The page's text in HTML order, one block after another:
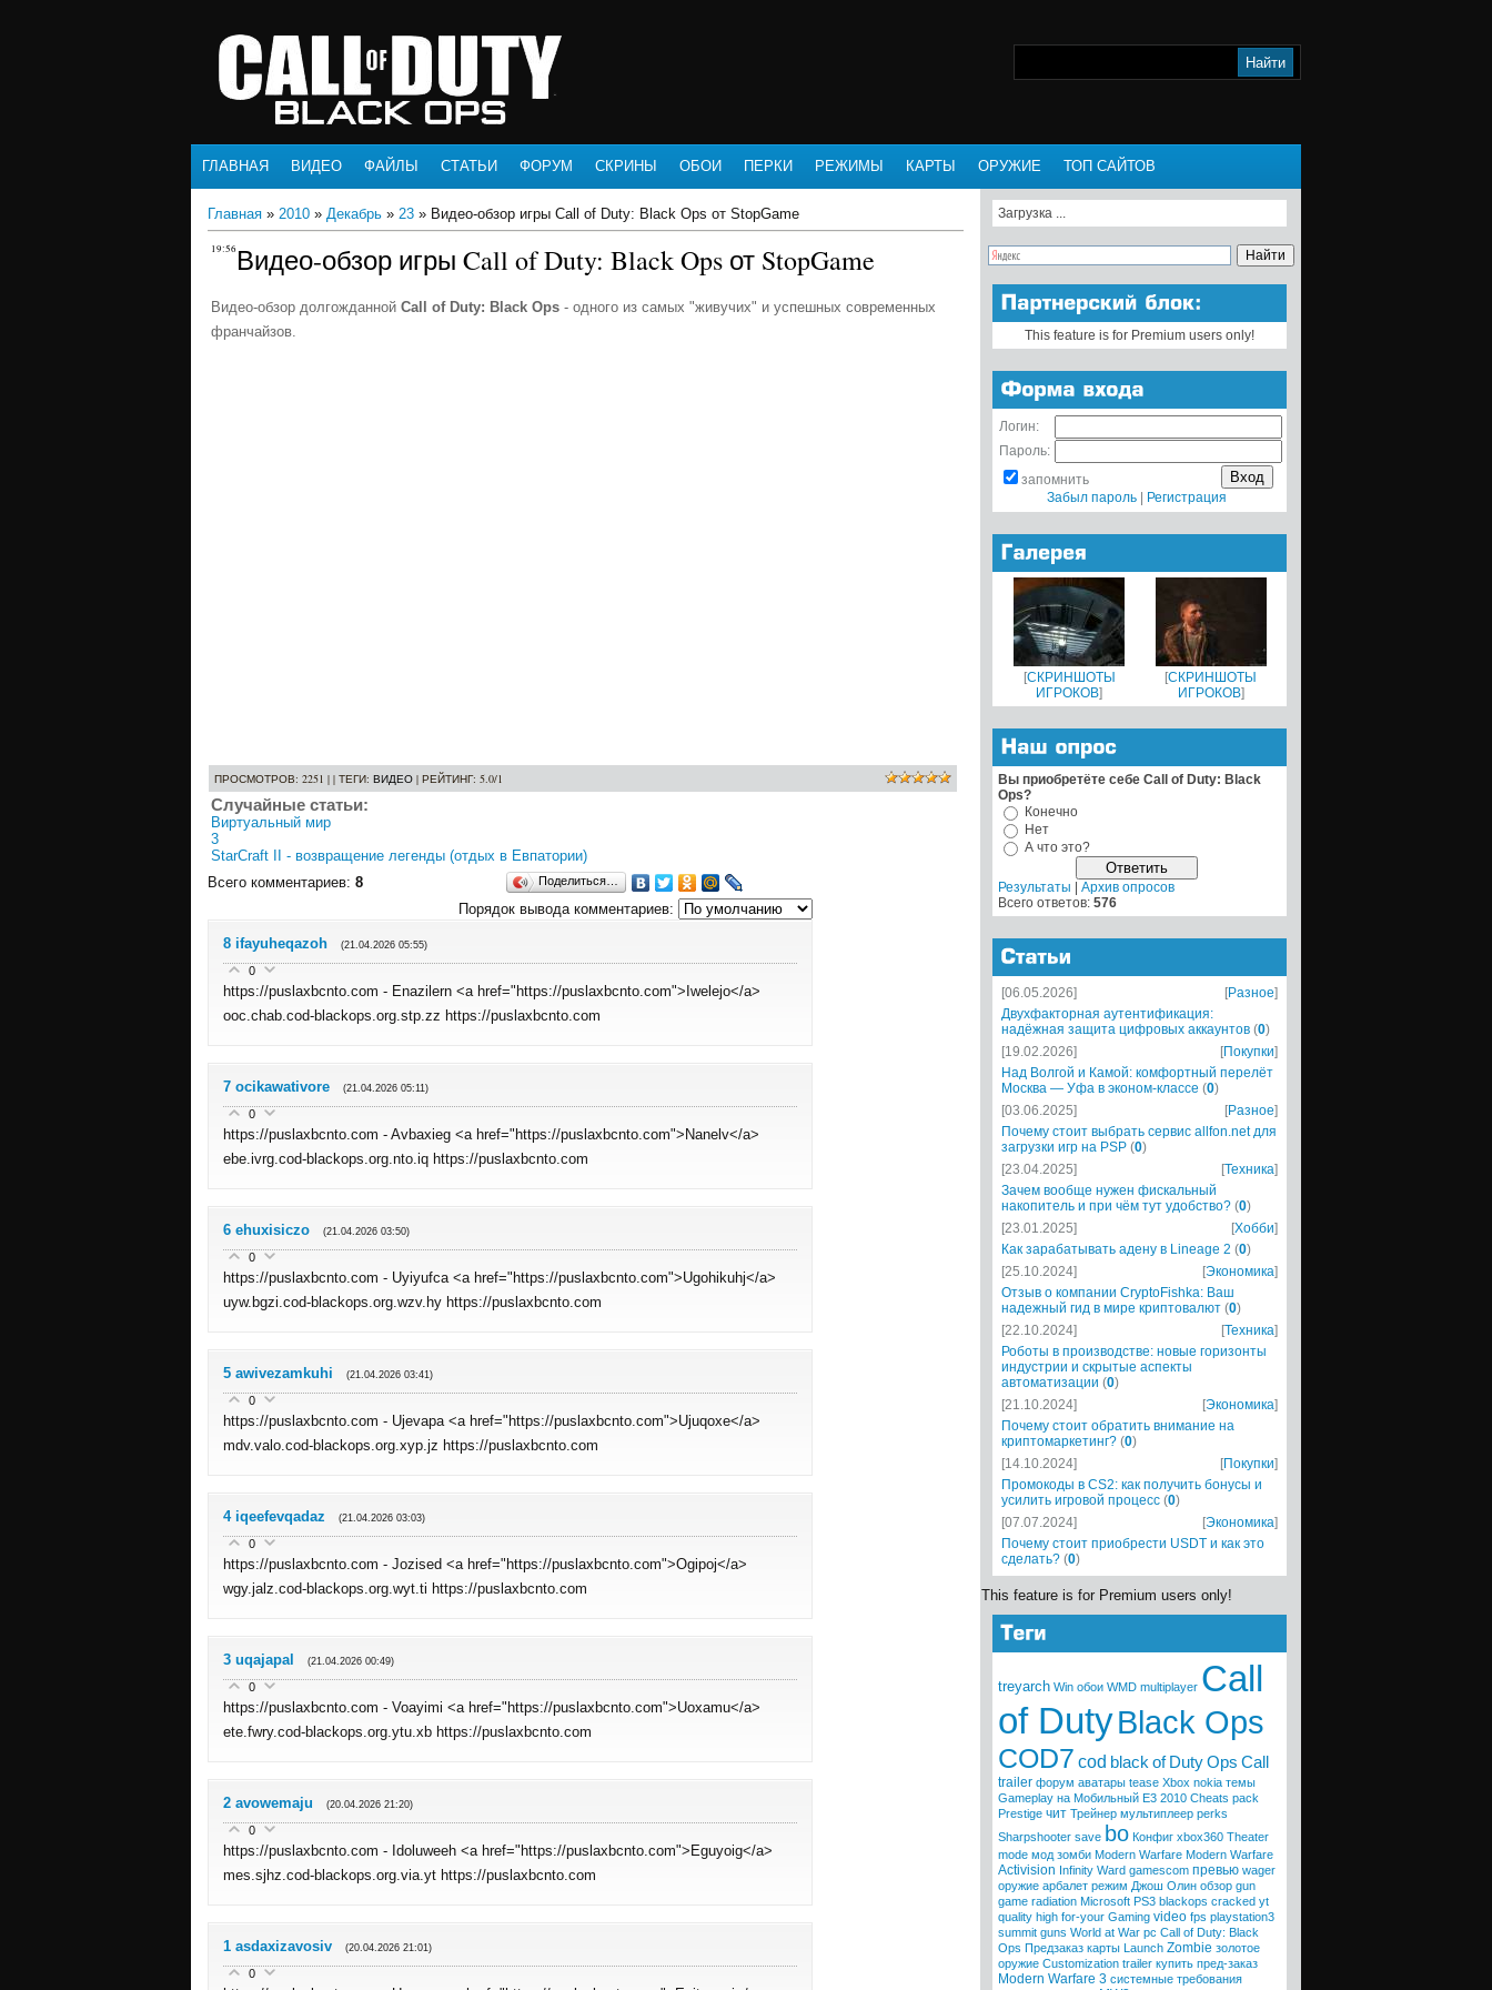
ГЛАВНАЯ ВИДЕО ФАЙЛЫ СТАТЬИ ФОРУМ СКРИНЫ ОБОИ ПЕРКИ РЕЖИМЫ КАРТЫ ОРУЖИЕ ТОП САЙТОВ
Главная » 2010 » Декабрь » 23 » Видео-обзор игры Call of Duty: Black Ops от StopGame
19:56Видео-обзор игры Call of Duty: Black Ops от StopGame
Видео-обзор долгожданной Call of Duty: Black Ops - одного из самых "живучих" и успешных современных
франчайзов.
ПРОСМОТРОВ: 2251 | | ТЕГИ: ВИДЕО | РЕЙТИНГ: 5.0/1
Случайные статьи:
Виртуальный мир
3
StarCraft II - возвращение легенды (отдых в Евпатории)
Всего комментариев: 8 Поделиться…
Порядок вывода комментариев:
8 ifayuheqazoh (21.04.2026 05:55)
0
https://puslaxbcnto.com - Enazilern <a href="https://puslaxbcnto.com">Iwelejo</a>
ooc.chab.cod-blackops.org.stp.zz https://puslaxbcnto.com
7 ocikawativore (21.04.2026 05:11)
0
https://puslaxbcnto.com - Avbaxieg <a href="https://puslaxbcnto.com">Nanelv</a>
ebe.ivrg.cod-blackops.org.nto.iq https://puslaxbcnto.com
6 ehuxisiczo (21.04.2026 03:50)
0
https://puslaxbcnto.com - Uyiyufca <a href="https://puslaxbcnto.com">Ugohikuhj</a>
uyw.bgzi.cod-blackops.org.wzv.hy https://puslaxbcnto.com
5 awivezamkuhi (21.04.2026 03:41)
0
https://puslaxbcnto.com - Ujevapa <a href="https://puslaxbcnto.com">Ujuqoxe</a>
mdv.valo.cod-blackops.org.xyp.jz https://puslaxbcnto.com
4 iqeefevqadaz (21.04.2026 03:03)
0
https://puslaxbcnto.com - Jozised <a href="https://puslaxbcnto.com">Ogipoj</a>
wgy.jalz.cod-blackops.org.wyt.ti https://puslaxbcnto.com
3 uqajapal (21.04.2026 00:49)
0
https://puslaxbcnto.com - Voayimi <a href="https://puslaxbcnto.com">Uoxamu</a>
ete.fwry.cod-blackops.org.ytu.xb https://puslaxbcnto.com
2 avowemaju (20.04.2026 21:20)
0
https://puslaxbcnto.com - Idoluweeh <a href="https://puslaxbcnto.com">Eguyoig</a>
mes.sjhz.cod-blackops.org.via.yt https://puslaxbcnto.com
1 asdaxizavosiv (20.04.2026 21:01)
0
Загрузка ...
This feature is for Premium users only!
Логин:
Пароль:
запомнить
Забыл пароль| Регистрация
[СКРИНШОТЫ
ИГРОКОВ]
[СКРИНШОТЫ
ИГРОКОВ]
Вы приобретёте себе Call of Duty: Black
Ops?
Конечно
Нет
А что это?
Результаты
Архив опросов
Всего ответов: 576
[06.05.2026] [Разное]
Двухфакторная аутентификация:
надёжная защита цифровых аккаунтов (0)
[19.02.2026]
[Покупки]
Над Волгой и Камой: комфортный перелёт
Москва — Уфа в эконом-классе (0)
[03.06.2025]
[Разное]
Почему стоит выбрать сервис allfon.net для
загрузки игр на PSP (0)
[23.04.2025]
[Техника]
Зачем вообще нужен фискальный
накопитель и при чём тут удобство? (0)
[23.01.2025]
[Хобби]
Как зарабатывать адену в Lineage 2 (0)
[25.10.2024]
[Экономика]
Отзыв о компании CryptoFishka: Ваш
надежный гид в мире криптовалют (0)
[22.10.2024]
[Техника]
Роботы в производстве: новые горизонты
индустрии и скрытые аспекты
автоматизации (0)
[21.10.2024]
[Экономика]
Почему стоит обратить внимание на
криптомаркетинг? (0)
[14.10.2024]
[Покупки]
Промокоды в CS2: как получить бонусы и
усилить игровой процесс (0)
[07.07.2024]
[Экономика]
Почему стоит приобрести USDT и как это
сделать? (0)
This feature is for Premium users only!
treyarch Win обои WMD multiplayer Call
of DutyBlack Ops
COD7 cod black of DutyOps Call
trailer форум аватары tease Xbox nokia темы
Gameplay на Мобильный E3 2010 Cheats pack
Prestige чит Трейнер мультиплеер perks
Sharpshooter save bo Конфиг xbox360 Theater
mode мод зомби Modern Warfare Modern Warfare
Activision Infinity Ward gamescom превью wager
оружие арбалет режим Джош Олин обзор gun
game radiation Microsoft PS3 blackops cracked yt
quality high for-your Gaming video fps playstation3
summit guns World at War pc Call of Duty: Black
Ops Предзаказ карты Launch Zombie золотое
оружие Customization trailer купить пред-заказ
Modern Warfare 3 системные требования